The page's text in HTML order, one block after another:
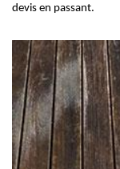
devis en passant.